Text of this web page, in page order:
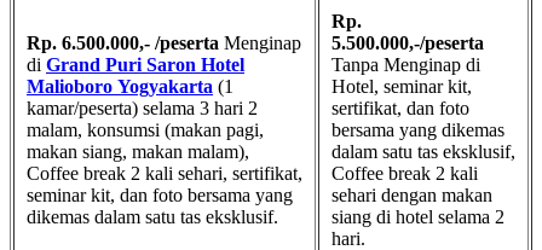
Rp. 6.500.000,- /peserta Menginap
di Grand Puri Saron Hotel
Malioboro Yogyakarta (1
kamar/peserta) selama 3 hari 2
malam, konsumsi (makan pagi,
makan siang, makan malam),
Coffee break 2 kali sehari, sertifikat,
seminar kit, dan foto bersama yang
dikemas dalam satu tas eksklusif.
Rp.
5.500.000,-/peserta
Tanpa Menginap di
Hotel, seminar kit,
sertifikat, dan foto
bersama yang dikemas
dalam satu tas eksklusif,
Coffee break 2 kali
sehari dengan makan
siang di hotel selama 2
hari.